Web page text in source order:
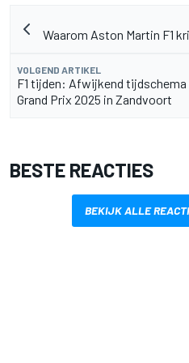
Waarom Aston Martin F1
VOLGEND ARTIKEL
F1 tijden: Afwijkend tijdschema
Grand Prix 2025 in Zandvoort
BESTE REACTIES
BEKIJK ALLE